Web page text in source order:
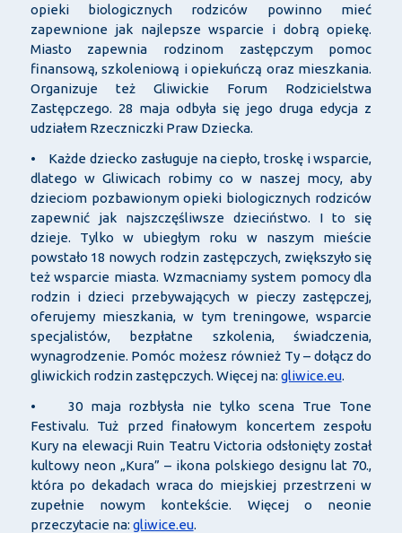
opieki biologicznych rodziców powinno mieć
zapewnione jak najlepsze wsparcie i dobrą opiekę.
Miasto zapewnia rodzinom zastępczym pomoc
finansową, szkoleniową i opiekuńczą oraz mieszkania.
Organizuje też Gliwickie Forum Rodzicielstwa
Zastępczego. 28 maja odbyła się jego druga edycja z
udziałem Rzeczniczki Praw Dziecka.
• Każde dziecko zasługuje na ciepło, troskę i wsparcie,
dlatego w Gliwicach robimy co w naszej mocy, aby
dzieciom pozbawionym opieki biologicznych rodziców
zapewnić jak najszczęśliwsze dzieciństwo. I to się
dzieje. Tylko w ubiegłym roku w naszym mieście
powstało 18 nowych rodzin zastępczych, zwiększyło się
też wsparcie miasta. Wzmacniamy system pomocy dla
rodzin i dzieci przebywających w pieczy zastępczej,
oferujemy mieszkania, w tym treningowe, wsparcie
specjalistów, bezpłatne szkolenia, świadczenia,
wynagrodzenie. Pomóc możesz również Ty – dołącz do
gliwickich rodzin zastępczych. Więcej na: gliwice.eu.
• 30 maja rozbłysła nie tylko scena True Tone
Festivalu. Tuż przed finałowym koncertem zespołu
Kury na elewacji Ruin Teatru Victoria odsłonięty został
kultowy neon „Kura” – ikona polskiego designu lat 70.,
która po dekadach wraca do miejskiej przestrzeni w
zupełnie nowym kontekście. Więcej o neonie
przeczytacie na: gliwice.eu.